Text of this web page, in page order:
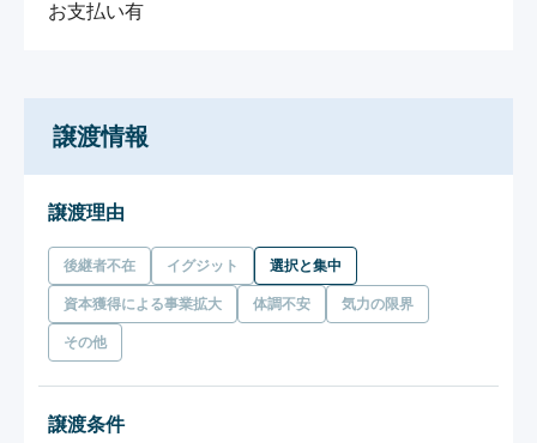
お支払い有
譲渡情報
譲渡理由
後継者不在 イグジット 選択と集中
資本獲得による事業拡大 体調不安 気力の限界
その他
譲渡条件